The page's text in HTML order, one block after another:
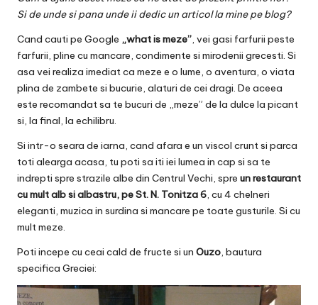
v
a
c
O
nl
in
e
Si de unde si pana unde ii dedic un articol la mine pe blog?
Cand cauti pe Google „what is meze”, vei gasi farfurii peste
farfurii, pline cu mancare, condimente si mirodenii grecesti. Si
asa vei realiza imediat ca meze e o lume, o aventura, o viata
plina de zambete si bucurie, alaturi de cei dragi. De aceea
este recomandat sa te bucuri de „meze” de la dulce la picant
si, la final, la echilibru.
Si intr-o seara de iarna, cand afara e un viscol crunt si parca
toti alearga acasa, tu poti sa iti iei lumea in cap si sa te
indrepti spre strazile albe din Centrul Vechi, spre un restaurant
cu mult alb si albastru, pe St. N. Tonitza 6, cu 4 chelneri
eleganti, muzica in surdina si mancare pe toate gusturile. Si cu
mult meze.
Poti incepe cu ceai cald de fructe si un Ouzo, bautura
specifica Greciei: